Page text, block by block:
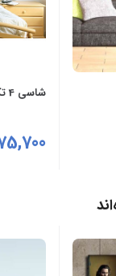
شاسی 4 تکه طرح بهدیس